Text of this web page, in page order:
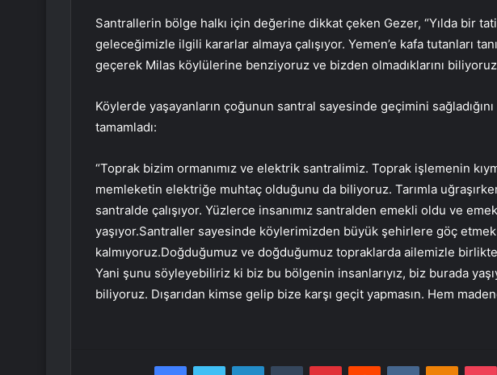
Santrallerin bölge halkı için değerine dikkat çeken Gezer, “Yılda bir
geleceğimizle ilgili kararlar almaya çalışıyor. Yemen’e kafa tutanları
geçerek Milas köylülerine benziyoruz ve bizden olmadıklarını
Köylerde yaşayanların çoğunun santral sayesinde geçimini
tamamladı:
“Toprak bizim ormanımız ve elektrik santralimiz. Toprak işlemenin
memleketin elektriğe muhtaç olduğunu da biliyoruz. Tarımla
santralde çalışıyor. Yüzlerce insanımız santralden emekli oldu ve
yaşıyor.Santraller sayesinde köylerimizden büyük şehirlere göç
kalmıyoruz.Doğduğumuz ve doğduğumuz topraklarda ailemizle
Yani şunu söyleyebiliriz ki biz bu bölgenin insanlarıyız, biz burada
biliyoruz. Dışarıdan kimse gelip bize karşı geçit yapmasın. Hem
FacebookTwitter LinkedInTumblr PinterestReddit VKontakte